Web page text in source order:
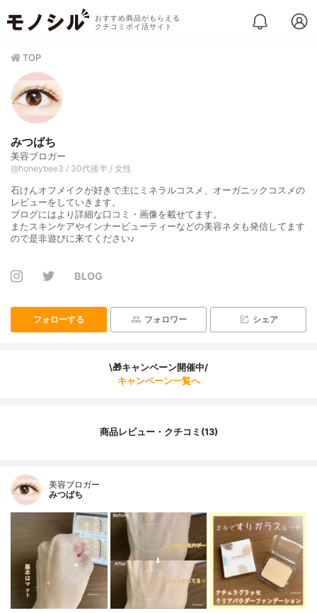
おすすめ商品がもらえる
クチコミポイ活サイト
TOP
みつばち
美容ブロガー
@honeybee3 / 30代後半 / 女性
石けんオフメイクが好きで主にミネラルコスメ、オーガニックコスメの
レビューをしていきます。
ブログにはより詳細な口コミ・画像を載せてます。
またスキンケアやインナービューティーなどの美容ネタも発信してます
ので是非遊びに来てください♪
BLOG
フォローする フォロワー シェア
\🎁キャンペーン開催中/
キャンペーン一覧へ
商品レビュー・クチコミ(13)
美容ブロガー
みつばち